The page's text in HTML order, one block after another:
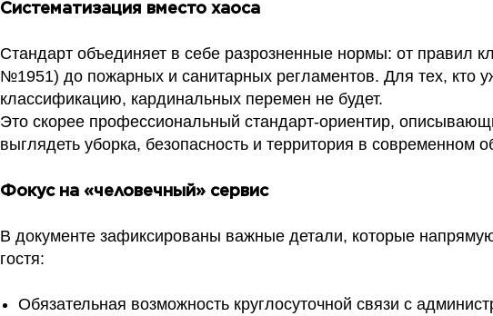
Систематизация вместо хаоса
Стандарт объединяет в себе разрозненные нормы: от правил
№1951) до пожарных и санитарных регламентов. Для тех, кто
классификацию, кардинальных перемен не будет.
Это скорее профессиональный стандарт-ориентир,
выглядеть уборка, безопасность и территория в современном
Фокус на «человечный» сервис
В документе зафиксированы важные детали, которые
гостя:
️Обязательная возможность круглосуточной связи с